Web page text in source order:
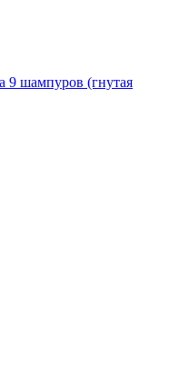
9 шампуров (гнутая